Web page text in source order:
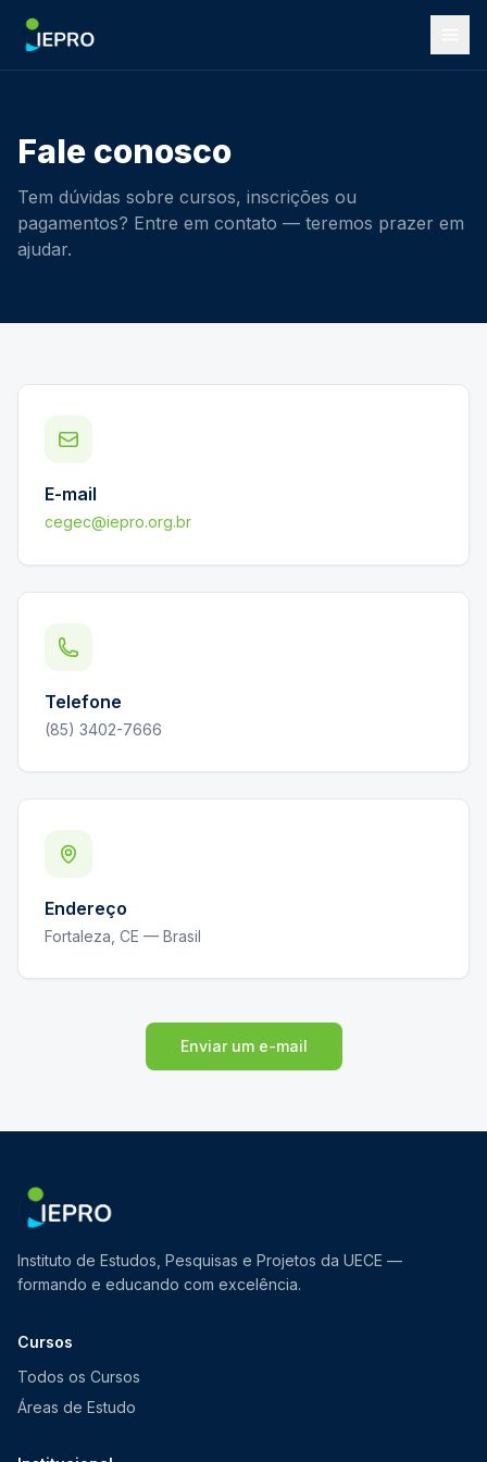
Fale conosco
Tem dúvidas sobre cursos, inscrições ou
pagamentos? Entre em contato — teremos prazer em
ajudar.
E-mail
cegec@iepro.org.br
Telefone
(85) 3402-7666
Endereço
Fortaleza, CE — Brasil
Enviar um e-mail
Instituto de Estudos, Pesquisas e Projetos da UECE —
formando e educando com excelência.
Cursos
Todos os Cursos
Áreas de Estudo